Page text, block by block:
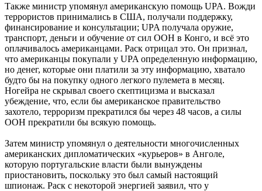
Также министр упомянул американскую помощь UPA. Вожди
террористов принимались в США, получали поддержку,
финансирование и консультации; UPA получала оружие,
транспорт, деньги и обучение от сил ООН в Конго, и всё это
оплачивалось американцами. Раск отрицал это. Он признал,
что американцы покупали у UPA определенную информацию,
но денег, которые они платили за эту информацию, хватало
будто бы на покупку одного легкого пулемета в месяц.
Ногейра не скрывал своего скептицизма и высказал
убеждение, что, если бы американское правительство
захотело, терроризм прекратился бы через 48 часов, а силы
ООН прекратили бы всякую помощь.
Затем министр упомянул о деятельности многочисленных
американских дипломатических «курьеров» в Анголе,
которую португальские власти были вынуждены
приостановить, поскольку это был самый настоящий
шпионаж. Раск с некоторой энергией заявил, что у